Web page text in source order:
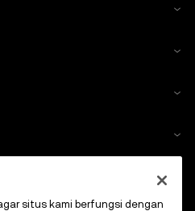
situs kami berfungsi dengan